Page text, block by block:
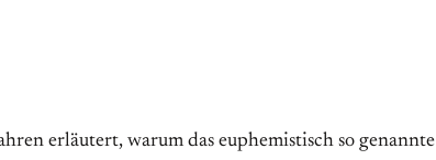
erläutert, warum das euphemistisch so genannte